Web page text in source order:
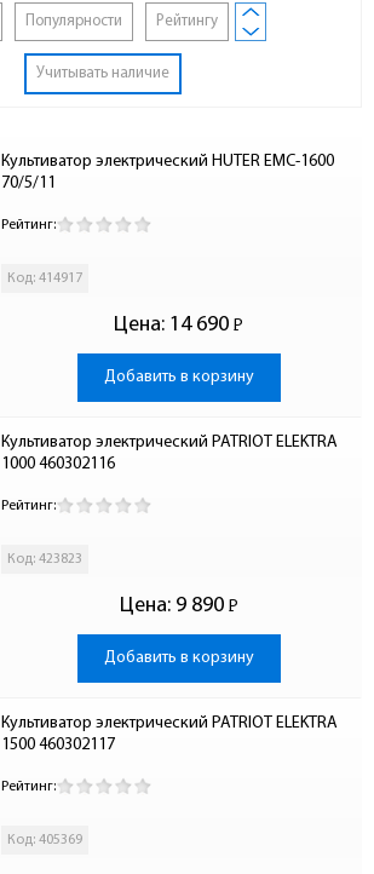
Популярности Рейтингу
Учитывать наличие
Культиватор электрический HUTER ЕМС-1600
70/5/11
Рейтинг:
Код: 414917
Цена: 14 690 Р
-
Добавить в корзину
Культиватор электрический PATRIOT ELEKTRA
1000 460302116
Рейтинг:
Код: 423823
Цена: 9 890 Р
-
Добавить в корзину
Культиватор электрический PATRIOT ELEKTRA
1500 460302117
Рейтинг:
Код: 405369